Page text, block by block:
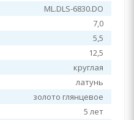
ML.DLS-6830.DO
7,0
5,5
12,5
круглая
латунь
золото глянцевое
5 лет